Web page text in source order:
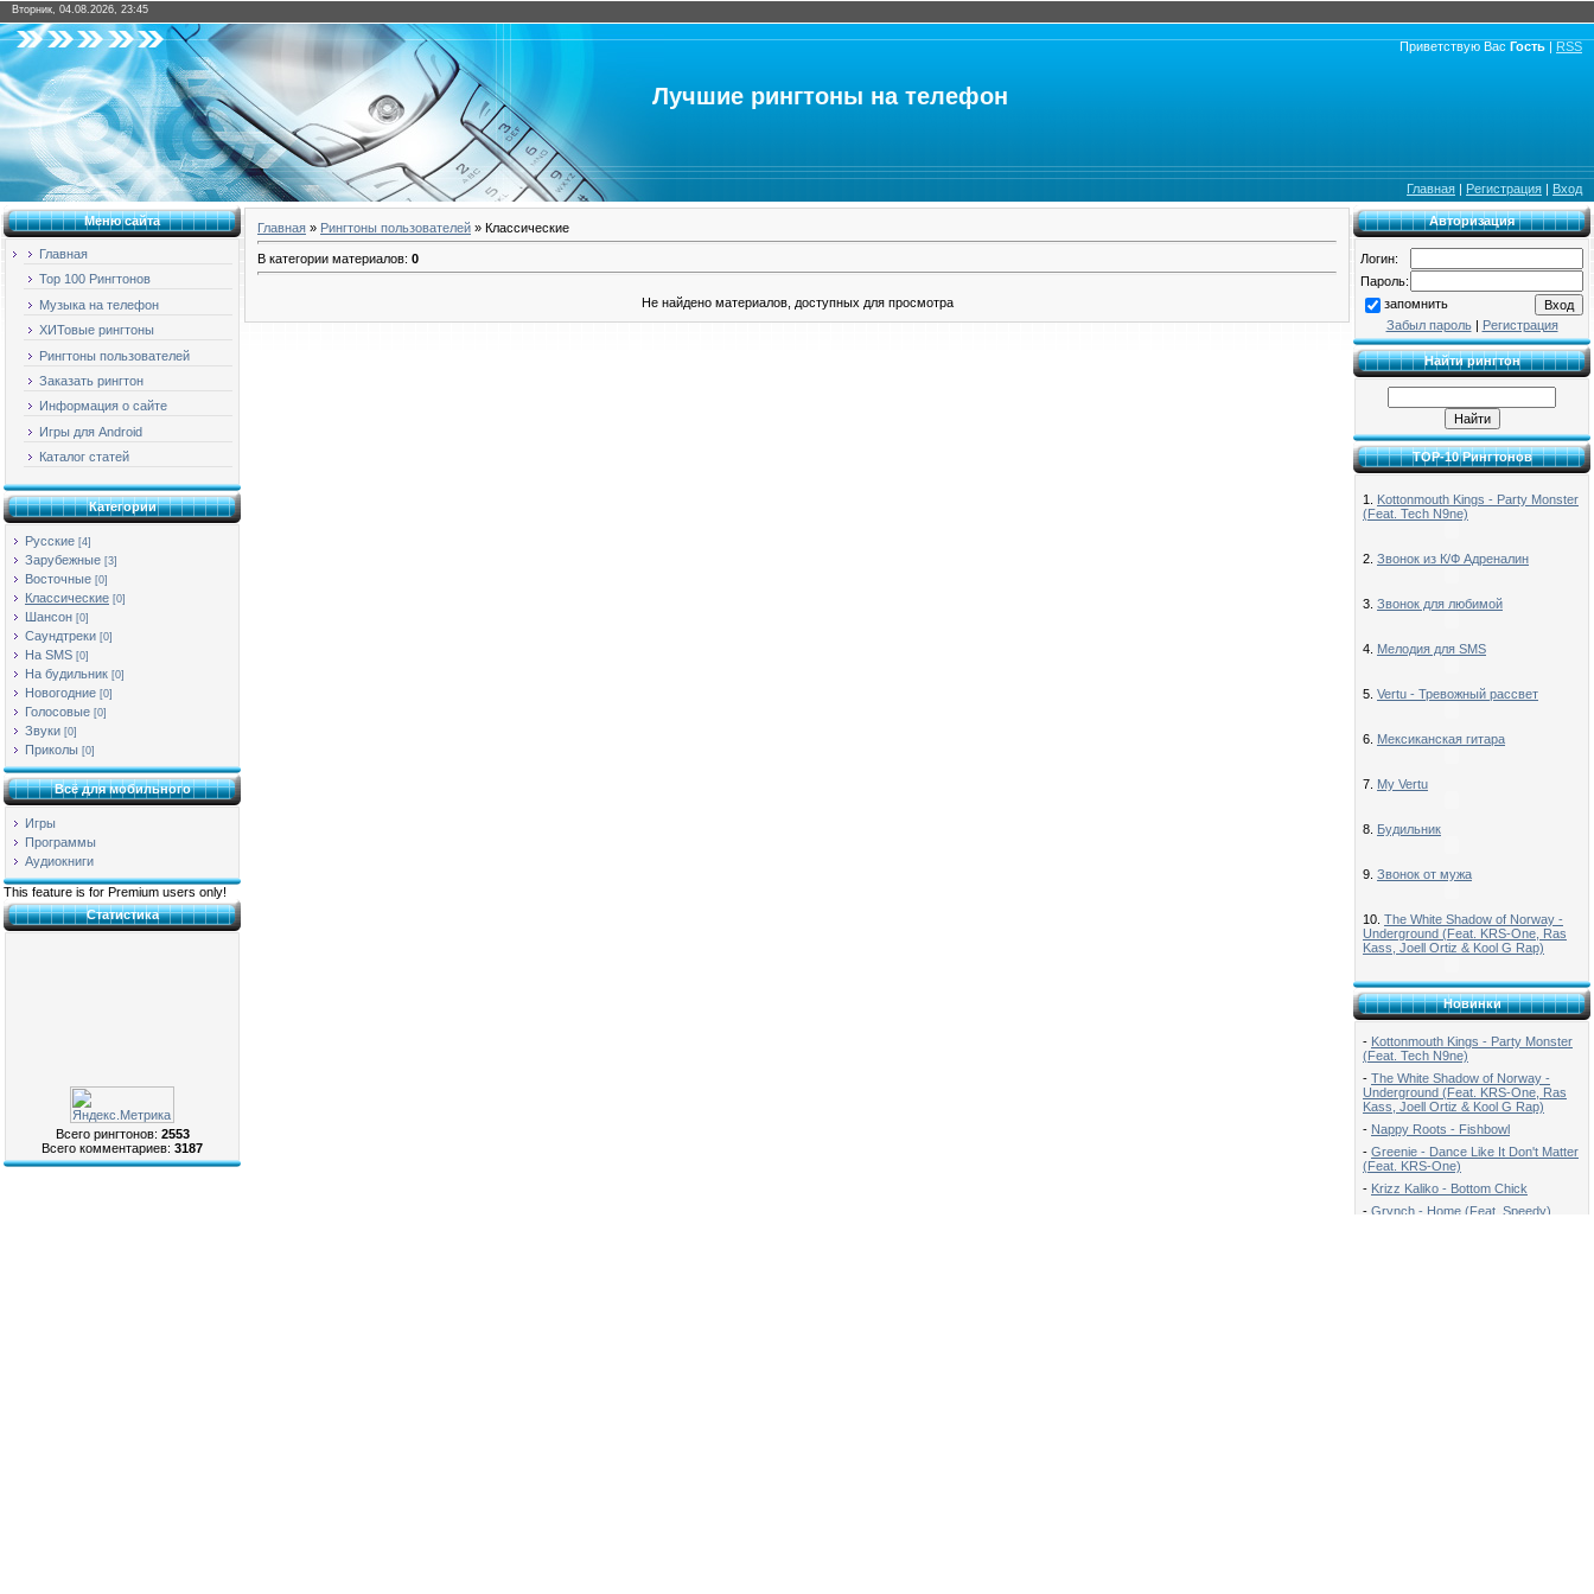
Вторник, 04.08.2026, 23:45
Приветствую Вас Гость | RSS
Лучшие рингтоны на телефон
Главная | Регистрация | Вход
Меню сайта
Главная
Top 100 Рингтонов
Музыка на телефон
ХИТовые рингтоны
Рингтоны пользователей
Заказать рингтон
Информация о сайте
Игры для Android
Каталог статей
Категории
Русские [4]
Зарубежные [3]
Восточные [0]
Классические [0]
Шансон [0]
Саундтреки [0]
На SMS [0]
На будильник [0]
Новогодние [0]
Голосовые [0]
Звуки [0]
Приколы [0]
Всё для мобильного
Игры
Программы
Аудиокниги
This feature is for Premium users only!
Статистика
Всего рингтонов: 2553
Всего комментариев: 3187
Главная » Рингтоны пользователей » Классические
В категории материалов: 0
Не найдено материалов, доступных для просмотра
Авторизация
Логин:
Пароль:
запомнить
Забыл пароль| Регистрация
Найти рингтон
TOP-10 Рингтонов
1. Kottonmouth Kings - Party Monster
(Feat. Tech N9ne)
2. Звонок из К/Ф Адреналин
3. Звонок для любимой
4. Мелодия для SMS
5. Vertu - Тревожный рассвет
6. Мексиканская гитара
7. My Vertu
8. Будильник
9. Звонок от мужа
10. The White Shadow of Norway -
Underground (Feat. KRS-One, Ras
Kass, Joell Ortiz & Kool G Rap)
Новинки
- Kottonmouth Kings - Party Monster
(Feat. Tech N9ne)
- The White Shadow of Norway -
Underground (Feat. KRS-One, Ras
Kass, Joell Ortiz & Kool G Rap)
- Nappy Roots - Fishbowl
- Greenie - Dance Like It Don't Matter
(Feat. KRS-One)
- Krizz Kaliko - Bottom Chick
- Grynch - Home (Feat. Speedy)